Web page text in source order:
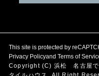
This site is protected by
Privacy Policyand Terms of
Copyright (C) 浜松 名古屋で